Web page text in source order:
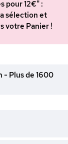
pour 12€" :
sélection et
votre Panier !
- Plus de 1600